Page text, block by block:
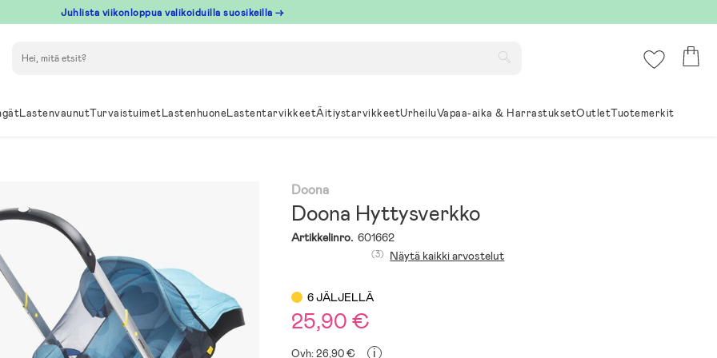
Juhlista viikonloppua valikoiduilla suosikeilla →
LastenvaunutTurvaistuimetLastenhuoneLastentarvikkeetÄitiystarvikkeetUrheiluVapaa-aika & HarrastuksetOutletTuotemerkit
Doona
Doona Hyttysverkko
Artikkelinro. 601662
(3) Näytä kaikki arvostelut
6 JÄLJELLÄ
25,90 €
Ovh: 26,90 € i